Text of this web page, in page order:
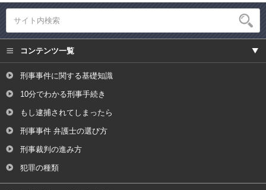
コンテンツ一覧
刑事事件に関する基礎知識
10分でわかる刑事手続き
もし逮捕されてしまったら
刑事事件 弁護士の選び方
刑事裁判の進み方
犯罪の種類